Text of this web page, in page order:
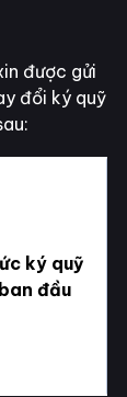
được gửi
đổi ký quỹ
ký quỹ
ban đầu